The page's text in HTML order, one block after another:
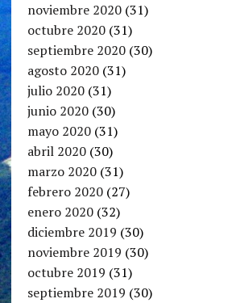
noviembre 2020(31)
octubre 2020(31)
septiembre 2020(30)
agosto 2020(31)
julio 2020(31)
junio 2020(30)
mayo 2020(31)
abril 2020(30)
marzo 2020(31)
febrero 2020(27)
enero 2020(32)
diciembre 2019 (30)
noviembre 2019 (30)
octubre 2019 (31)
septiembre 2019 (30)